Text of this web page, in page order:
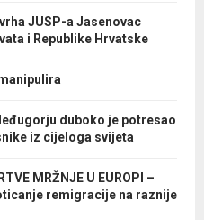
JUSP-a Jasenovac
i Republike Hrvatske
duboko je potresao
iz cijeloga svijeta
MRŽNJE U EUROPI –
remigracije na raznije